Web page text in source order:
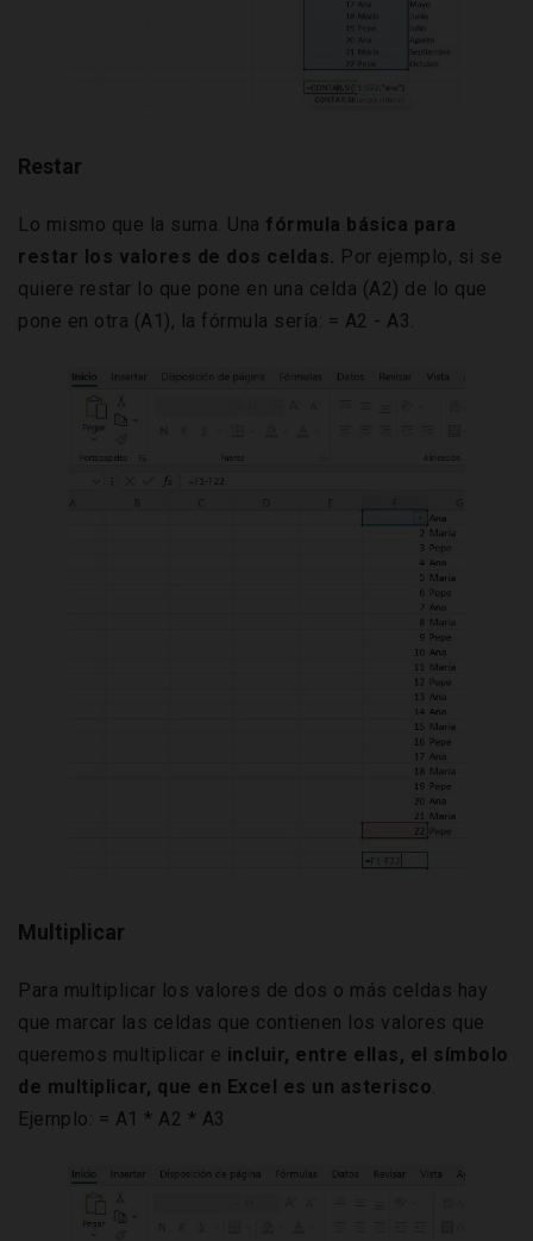
Restar
Lo mismo que la suma. Una fórmula básica para
restar los valores de dos celdas. Por ejemplo, si se
quiere restar lo que pone en una celda (A2) de lo que
pone en otra (A1), la fórmula sería: = A2 - A3.
Multiplicar
Para multiplicar los valores de dos o más celdas hay
que marcar las celdas que contienen los valores que
queremos multiplicar e incluir, entre ellas, el símbolo
de multiplicar, que en Excel es un asterisco.
Ejemplo: = A1 * A2 * A3